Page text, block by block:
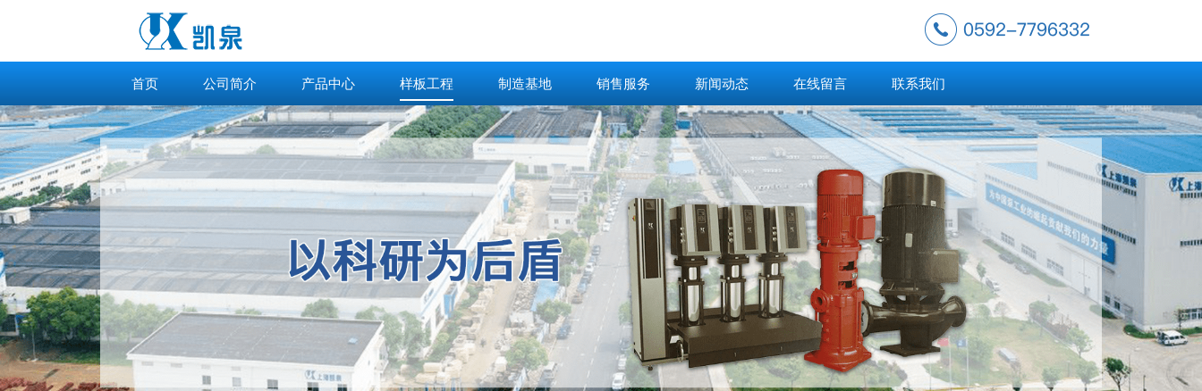
首页 公司简介 产品中心 样板工程 制造基地 销售服务 新闻动态 在线留言 联系我们